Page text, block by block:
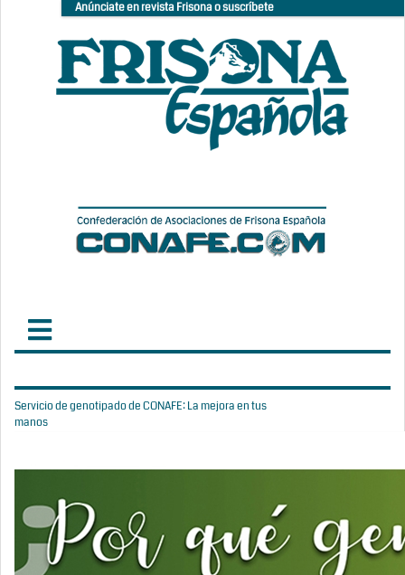
Anúnciate en revista Frisona o suscríbete
Servicio de genotipado de CONAFE: La mejora en tus
manos